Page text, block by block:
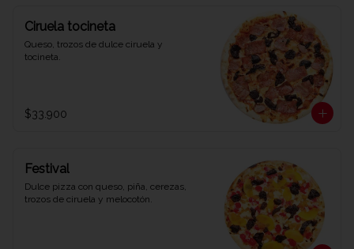
Ciruela tocineta
Queso, trozos de dulce ciruela y
tocineta.
$33.900
Festival
Dulce pizza con queso, piña, cerezas,
trozos de ciruela y melocotón.